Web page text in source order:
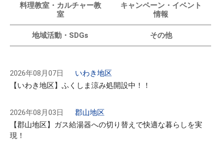
料理教室・カルチャー教
室
キャンペーン・イベント
情報
地域活動・SDGs その他
2026年08月07日
いわき地区
【いわき地区】ふくしま涼み処開設中！！
2026年08月03日
郡山地区
【郡山地区】ガス給湯器への切り替えで快適な暮らしを実
現！